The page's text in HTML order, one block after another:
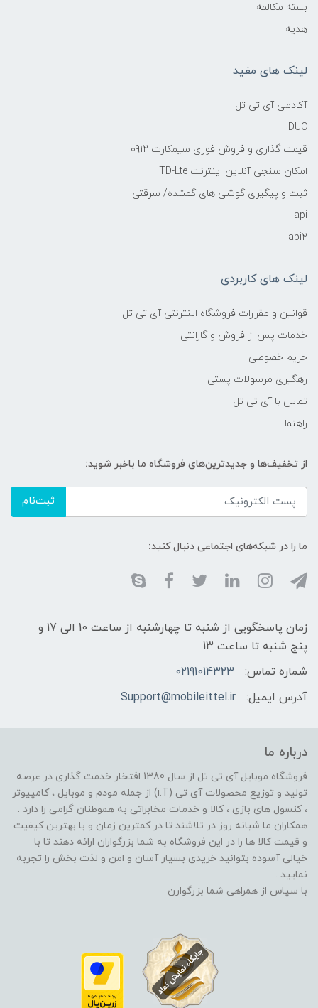
بسته مکالمه
هدیه
لینک های مفید
آکادمی آی تی تل
DUC
قیمت گذاری و فروش فوری سیمکارت 0912
امکان سنجی آنلاین اینترنت TD-Lte
ثبت و پیگیری گوشی های گمشده/ سرقتی
api
api2
لینک های کاربردی
قوانین و مقررات فروشگاه اینترنتی آی تی تل
خدمات پس از فروش و گارانتی
حریم خصوصی
رهگیری مرسولات پستی
تماس با آی تی تل
راهنما
از تخفیف‌ها و جدیدترین‌های فروشگاه ما باخبر شوید:
ثبت‌نام
ما را در شبکه‌های اجتماعی دنبال کنید:
زمان پاسخگویی از شنبه تا چهارشنبه از ساعت 10 الی 17 و
پنج شنبه تا ساعت 13
شماره تماس:
02191014323
آدرس ایمیل:
Support@mobileittel.ir
درباره ما
فروشگاه موبایل آی تی تل از سال 1380 افتخار خدمت گذاری در عرصه
تولید و توزیع محصولات آی تی (i.T) از جمله مودم و موبایل ، کامپیوتر
، کنسول های بازی ، کالا و خدمات مخابراتی به هموطنان گرامی را دارد .
همکاران ما شبانه روز در تلاشند تا در کمترین زمان و با بهترین کیفیت
و قیمت کالا ها را در این فروشگاه به شما بزرگواران ارائه دهند تا با
خیالی آسوده بتوانید خریدی بسیار آسان و امن و لذت بخش را تجربه
نمایید .
با سپاس از همراهی شما بزرگوارن